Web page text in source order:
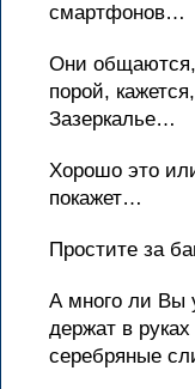
смартфонов…
Они общаются,
порой,
Зазеркалье…
Хорошо это
покажет…
Простите за
А много ли Вы
держат в
серебряные